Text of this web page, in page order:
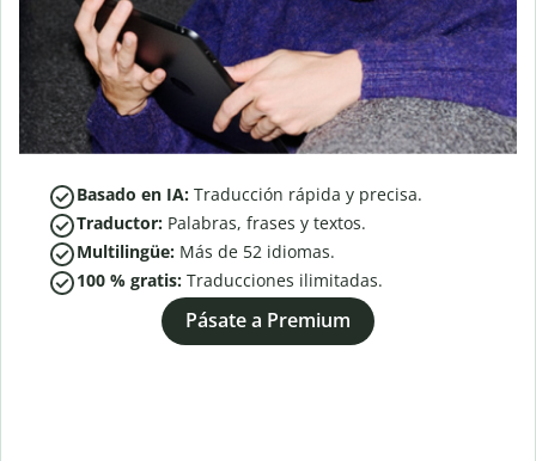
Basado en IA: Traducción rápida y precisa.
Traductor: Palabras, frases y textos.
Multilingüe: Más de 52 idiomas.
100 % gratis: Traducciones ilimitadas.
Pásate a Premium